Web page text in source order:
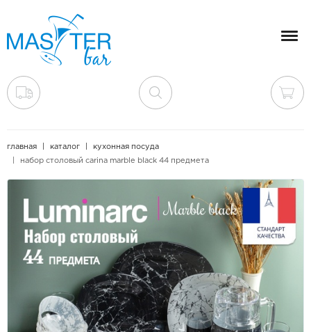
главная каталог
кухонная посуда
набор столовый carina marble black 44 предмета